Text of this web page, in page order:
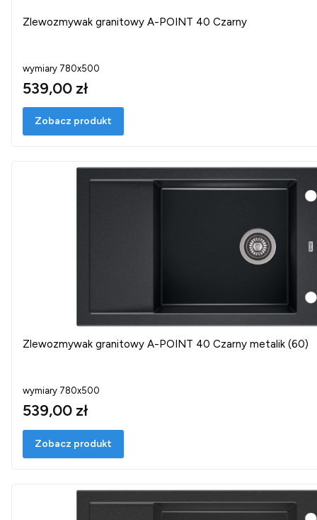
Zlewozmywak granitowy A-POINT 40 Czarny
wymiary 780x500
539,00 zł
Zobacz produkt
Zlewozmywak granitowy A-POINT 40 Czarny metalik (60)
wymiary 780x500
539,00 zł
Zobacz produkt